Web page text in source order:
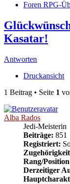
Foren RPG-
Kasatar!
Antworten
Druckansicht
1 Beitrag • Seite 1
Alba Rados
Jedi-Meisterin
Beiträge: 851
Registriert:
Rang/
Derzeitiger